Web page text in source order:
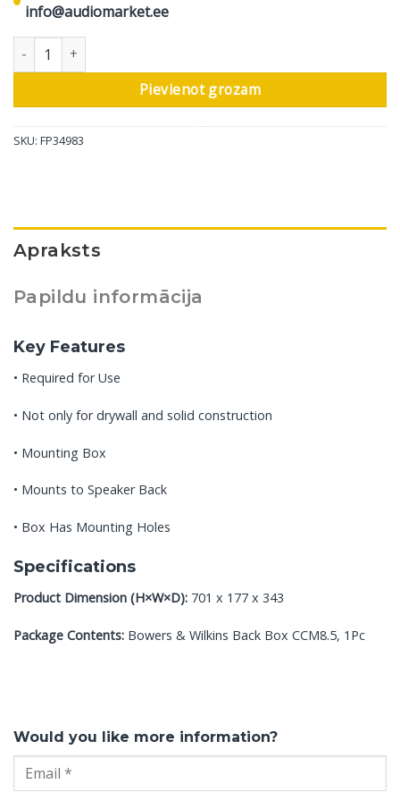
info@audiomarket.ee
Bowers & Wilkins aizmugures kaste CCM8.5, 1 gab daudzums
Pievienot grozam
SKU: FP34983
Apraksts
Papildu informācija
Key Features
• Required for Use
• Not only for drywall and solid construction
• Mounting Box
• Mounts to Speaker Back
• Box Has Mounting Holes
Specifications
Product Dimension (H×W×D): 701 x 177 x 343
Package Contents: Bowers & Wilkins Back Box CCM8.5, 1Pc
Would you like more information?